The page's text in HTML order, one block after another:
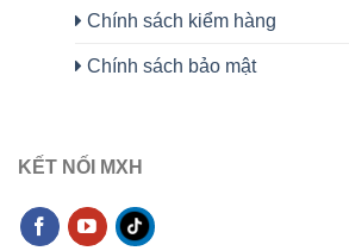
Chính sách kiểm hàng
Chính sách bảo mật
KẾT NỐI MXH